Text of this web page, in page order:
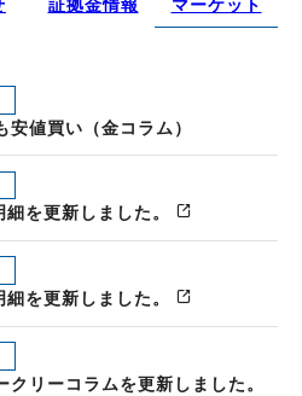
値買い（金コラム）
を更新しました。
を更新しました。
クリーコラムを更新しました。